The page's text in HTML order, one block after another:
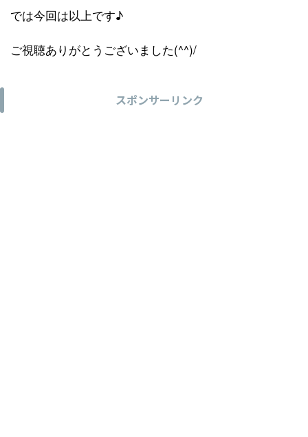
では今回は以上です♪
ご視聴ありがとうございました(^^)/
スポンサーリンク